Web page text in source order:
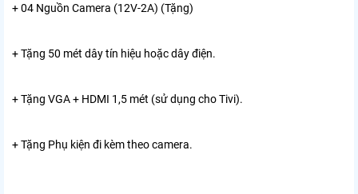
+ 04 Nguồn Camera (12V-2A) (Tặng)
+ Tặng 50 mét dây tín hiệu hoặc dây điện.
+ Tặng VGA + HDMI 1,5 mét (sử dụng cho Tivi).
+ Tặng Phụ kiện đi kèm theo camera.